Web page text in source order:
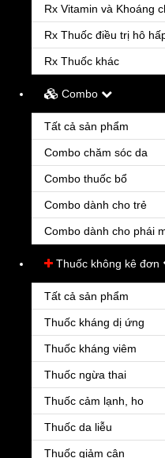
Rx Vitamin và Khoáng
Rx Thuốc điều trị hô
Rx Thuốc khác
Combo
Tất cả sản phẩm
Combo chăm sóc da
Combo thuốc bổ
Combo dành cho trẻ
Combo dành cho phái
Thuốc không kê đơn
Tất cả sản phẩm
Thuốc kháng dị ứng
Thuốc kháng viêm
Thuốc ngừa thai
Thuốc cảm lạnh, ho
Thuốc da liễu
Thuốc giảm cân
CẦN TÂY MẬT ONG